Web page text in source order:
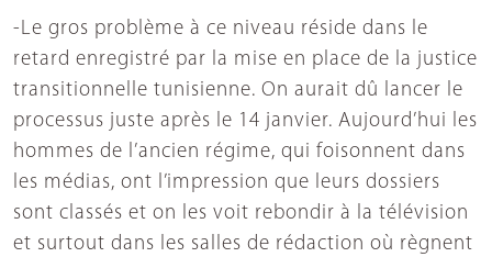
-Le gros problème à ce niveau réside dans le
retard enregistré par la mise en place de la justice
transitionnelle tunisienne. On aurait dû lancer le
processus juste après le 14 janvier. Aujourd’hui les
hommes de l’ancien régime, qui foisonnent dans
les médias, ont l’impression que leurs dossiers
sont classés et on les voit rebondir à la télévision
et surtout dans les salles de rédaction où règnent